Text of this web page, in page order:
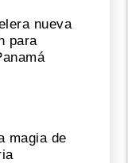
nueva
para
magia de